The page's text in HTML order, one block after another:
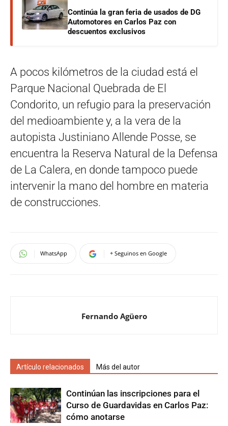
Continúa la gran feria de usados de DG
Automotores en Carlos Paz con
descuentos exclusivos
A pocos kilómetros de la ciudad está el
Parque Nacional Quebrada de El
Condorito, un refugio para la preservación
del medioambiente y, a la vera de la
autopista Justiniano Allende Posse, se
encuentra la Reserva Natural de la Defensa
de La Calera, en donde tampoco puede
intervenir la mano del hombre en materia
de construcciones.
WhatsApp + Seguinos en Google
Fernando Agüero
Artículo relacionados Más del autor
Continúan las inscripciones para el
Curso de Guardavidas en Carlos Paz:
cómo anotarse